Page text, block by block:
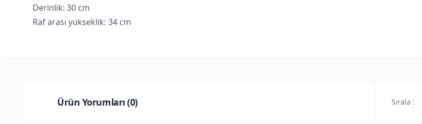
Derinlik: 30 cm
Raf arası yükseklik: 34 cm
Ürün Yorumları (0) Sırala :